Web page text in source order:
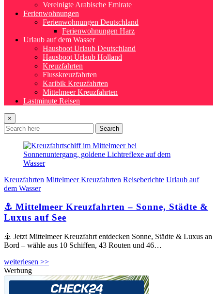
Vereinigte Arabische Emirate
Ferienwohnungen
Ferienwohnungen Deutschland
Ferienwohnungen Harz
Urlaub auf dem Wasser
Hausboot Urlaub Deutschland
Hausboot Urlaub Holland
Kreuzfahrten
Flusskreuzfahrten
Karibik Kreuzfahrten
Mittelmeer Kreuzfahrten
Lastminute Reisen
×
Search
Kreuzfahrten Mittelmeer Kreuzfahrten Reiseberichte Urlaub auf
dem Wasser
⚓ Mittelmeer Kreuzfahrten – Sonne, Städte &
Luxus auf See
🚢 Jetzt Mittelmeer Kreuzfahrt entdecken Sonne, Städte & Luxus an
Bord – wähle aus 10 Schiffen, 43 Routen und 46…
weiterlesen >>
Werbung